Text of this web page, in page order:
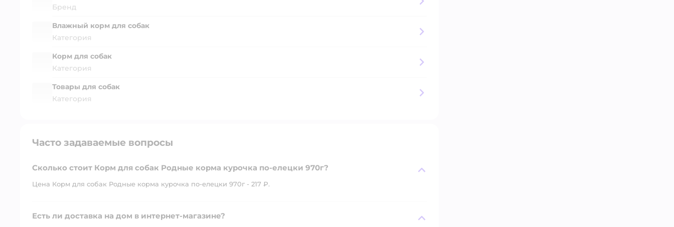
Бренд
Влажный корм для собак
Категория
Корм для собак
Категория
Товары для собак
Категория
Часто задаваемые вопросы
Сколько стоит Корм для собак Родные корма курочка по-елецки 970г?
Цена Корм для собак Родные корма курочка по-елецки 970г - 217 ₽.
Есть ли доставка на дом в интернет-магазине?